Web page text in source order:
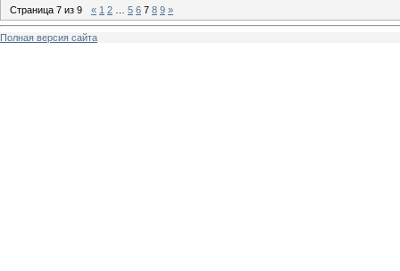
Страница 7 из 9 « 1 2 5 6 7 8 9 »
Полная версия сайта